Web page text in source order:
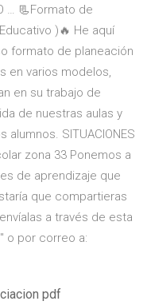
… 📃Formato de
)🔥 He aquí
formato de planeación
en varios modelos,
en su trabajo de
de nuestras aulas y
SITUACIONES
zona 33 Ponemos a
de aprendizaje que
que compartieras
a través de esta
o por correo a:
pdf